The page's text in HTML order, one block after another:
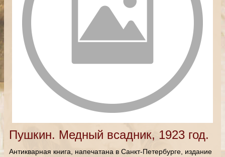
Пушкин. Медный всадник, 1923 год.
Антикварная книга, напечатана в Санкт-Петербурге, издание